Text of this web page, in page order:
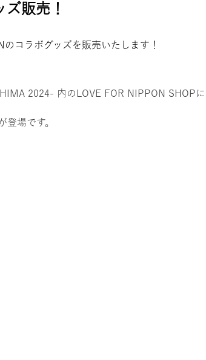
販売！
コラボグッズを販売いたします！
2024- 内のLOVE FOR NIPPON SHOPに
登場です。